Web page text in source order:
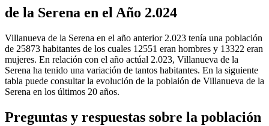
de la Serena en el Año 2.024
Villanueva de la Serena en el año anterior 2.023 tenía una población
de 25873 habitantes de los cuales 12551 eran hombres y 13322 eran
mujeres. En relación con el año actúal 2.023, Villanueva de la
Serena ha tenido una variación de tantos habitantes. En la siguiente
tabla puede consultar la evolución de la poblaión de Villanueva de la
Serena en los últimos 20 años.
Preguntas y respuestas sobre la población